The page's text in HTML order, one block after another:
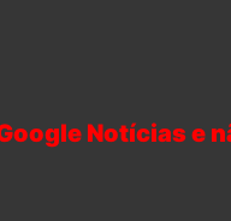
Notícias e